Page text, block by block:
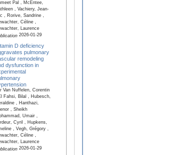
Pal , McEntee,
, Vachiery, Jean-
, Rorive, Sandrine ,
Céline ,
Laurence
2026-01-29
D deficiency
pulmonary
remodeling
dysfunction in
Van Nuffelen, Corentin
Fahsi, Bilal , Hubesch,
, Hanthazi,
, Sheikh
Umair ,
Cyril , Hupkens,
, Vegh, Grégory ,
Céline ,
Laurence
2026-01-29